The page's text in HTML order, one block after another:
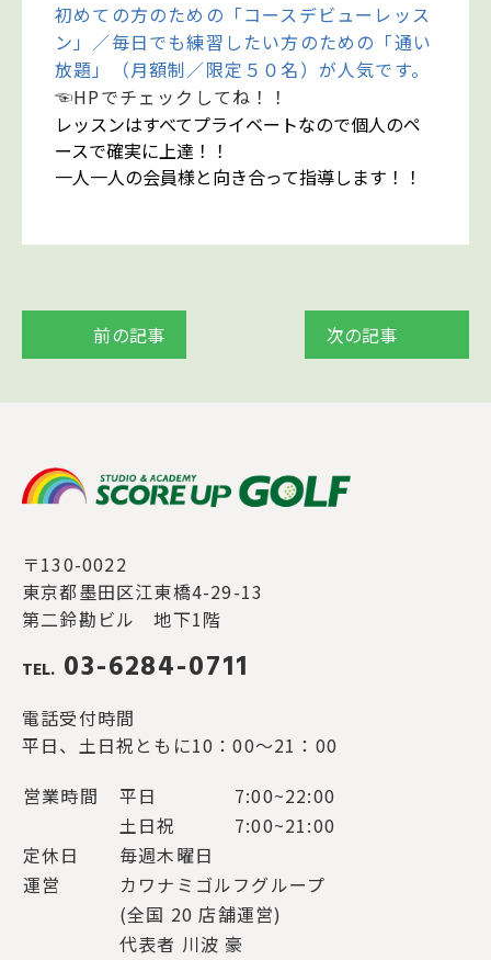
初めての方のための「コースデビューレッス
ン」／毎日でも練習したい方のための「通い
放題」（月額制／限定５０名）が人気です。
☜HPでチェックしてね！！
レッスンはすべてプライベートなので個人のペ
ースで確実に上達！！
一人一人の会員様と向き合って指導します！！
前の記事 次の記事
〒130-0022
東京都墨田区江東橋4-29-13
第二鈴勘ビル 地下1階
TEL. 03-6284-0711
電話受付時間
平日、土日祝ともに10：00～21：00
営業時間
平日
7:00~22:00
土日祝
7:00~21:00
定休日
毎週木曜日
運営
カワナミゴルフグループ
(全国 20 店舗運営)
代表者 川波 豪